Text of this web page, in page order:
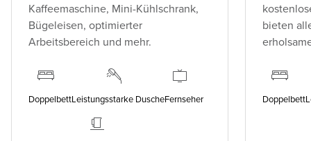
Kaffeemaschine, Mini-Kühlschrank,
Bügeleisen, optimierter
Arbeitsbereich und mehr.
DoppelbettLeistungsstarke DuscheFernseher
bieten
Doppelbett